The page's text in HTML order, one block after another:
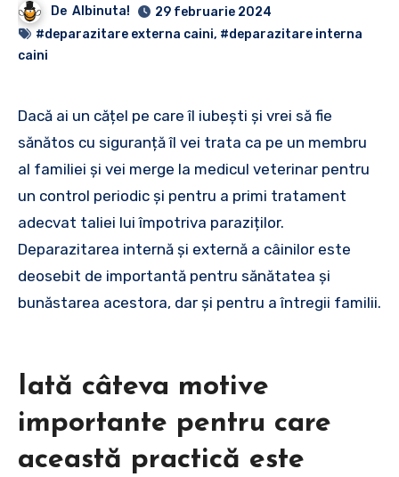
De Albinuta!
29 februarie 2024
#deparazitare externa caini, #deparazitare interna
caini
Dacă ai un cățel pe care îl iubești și vrei să fie
sănătos cu siguranță îl vei trata ca pe un membru
al familiei și vei merge la medicul veterinar pentru
un control periodic și pentru a primi tratament
adecvat taliei lui împotriva paraziților.
Deparazitarea internă și externă a câinilor este
deosebit de importantă pentru sănătatea și
bunăstarea acestora, dar și pentru a întregii familii.
Iată câteva motive
importante pentru care
această practică este